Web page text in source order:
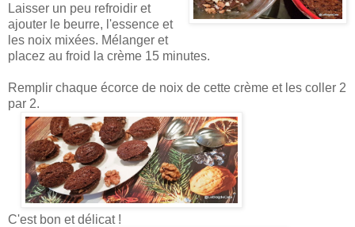
Laisser un peu refroidir et
ajouter le beurre, l'essence et
les noix mixées. Mélanger et
placez au froid la crème 15 minutes.
Remplir chaque écorce de noix de cette crème et les coller 2
par 2.
C'est bon et délicat !